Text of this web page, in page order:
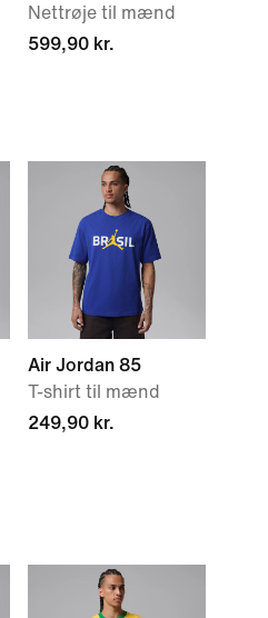
Nettrøje til mænd
599,90 kr.
Air Jordan 85
T-shirt til mænd
249,90 kr.